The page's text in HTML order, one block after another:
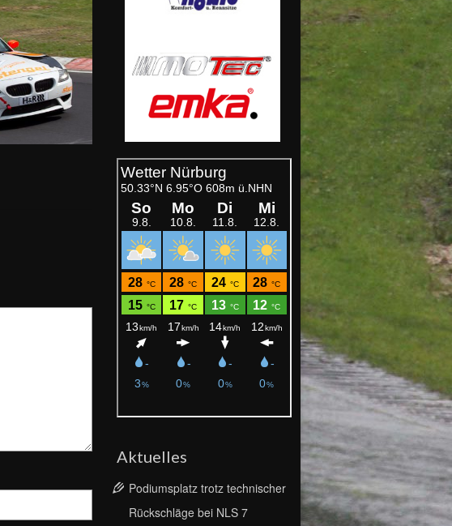
Aktuelles
Podiumsplatz trotz technischer
Rückschläge bei NLS 7